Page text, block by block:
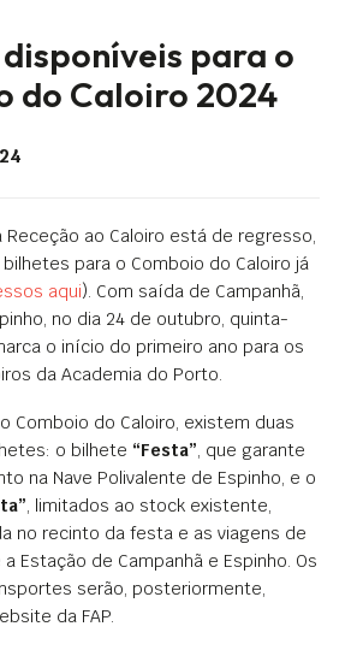
para o
do Caloiro 2024
Receção ao Caloiro está de regresso,
para o Comboio do Caloiro já
aqui). Com saída de Campanhã,
no dia 24 de outubro, quinta-
o início do primeiro ano para os
da Academia do Porto.
Comboio do Caloiro, existem duas
o bilhete “Festa”, que garante
na Nave Polivalente de Espinho, e o
, limitados ao stock existente,
no recinto da festa e as viagens de
Estação de Campanhã e Espinho. Os
serão, posteriormente,
da FAP.